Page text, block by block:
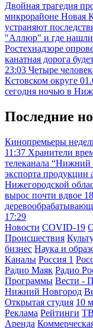
Двойная трагедия
микрорайоне Новая
устраняют
"Аллюр" и где
Ростехнадзоре
канатная дорога
23:03 Четыре
Кстовском округе
сегодня ночью в
Последние
Кинопремьеры
11:37 Хранители
телеканала “Нижний
экспорта
Нижегородской
вырос почти вдвое
17:29
Новости COVID-19
Происшествия
бизнес Наука и
Каналы Россия 1
Радио Маяк Радио
Программы Вести -
Нижний Новгород
Открытая студия 10
Реклама Рейтинги ТВ
Аренда